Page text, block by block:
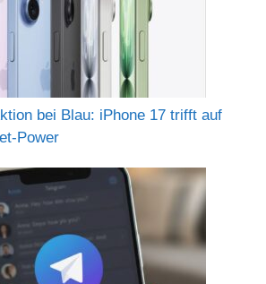
bei Blau: iPhone 17 trifft auf
Power